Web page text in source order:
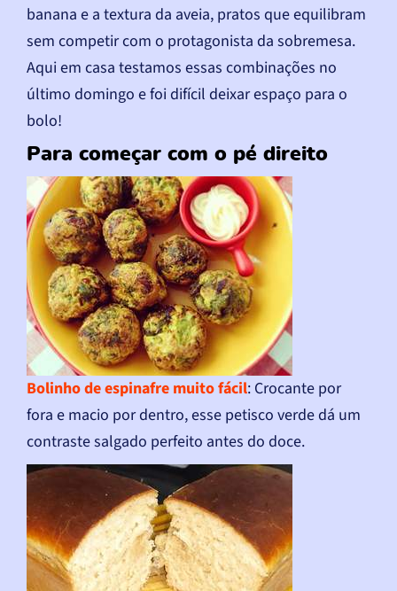
banana e a textura da aveia, pratos que equilibram
sem competir com o protagonista da sobremesa.
Aqui em casa testamos essas combinações no
último domingo e foi difícil deixar espaço para o
bolo!
Para começar com o pé direito
Bolinho de espinafre muito fácil: Crocante por
fora e macio por dentro, esse petisco verde dá um
contraste salgado perfeito antes do doce.